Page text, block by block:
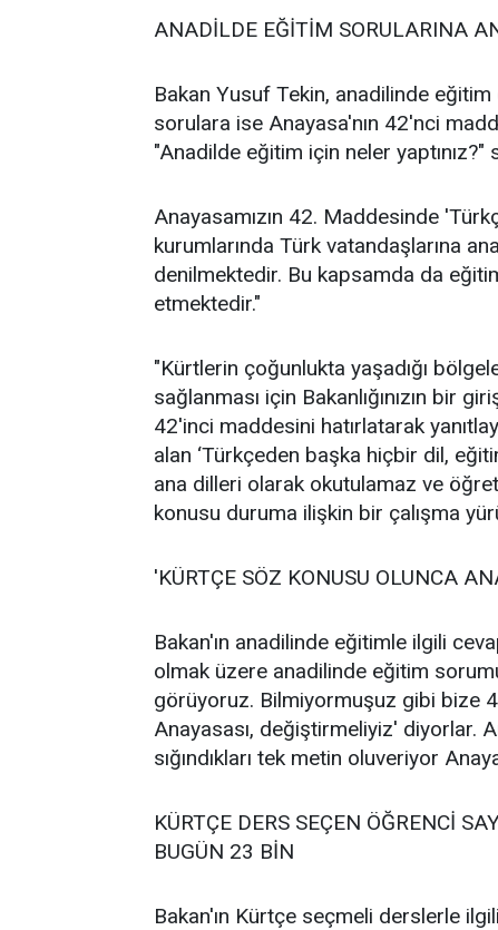
ANADİLDE EĞİTİM SORULARINA
Bakan Yusuf Tekin, anadilinde eğitim
sorulara ise Anayasa'nın 42'nci
"Anadilde eğitim için neler
Anayasamızın 42. Maddesinde
kurumlarında Türk vatandaşlarına
denilmektedir. Bu kapsamda da
etmektedir."
"Kürtlerin çoğunlukta yaşadığı
sağlanması için Bakanlığınızın bir
42'inci maddesini hatırlatarak
alan ‘Türkçeden başka hiçbir dil,
ana dilleri olarak okutulamaz ve
konusu duruma ilişkin bir çalışma
'KÜRTÇE SÖZ KONUSU OLUNCA
Bakan'ın anadilinde eğitimle ilgili
olmak üzere anadilinde eğitim
görüyoruz. Bilmiyormuşuz gibi bize
Anayasası, değiştirmeliyiz' diyorlar.
sığındıkları tek metin oluveriyor
KÜRTÇE DERS SEÇEN ÖĞRENCİ
BUGÜN 23 BİN
Bakan'ın Kürtçe seçmeli derslerle